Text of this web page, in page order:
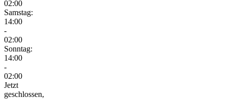
02:00
Samstag:
14:00
-
02:00
Sonntag:
14:00
-
02:00
Jetzt
geschlossen,